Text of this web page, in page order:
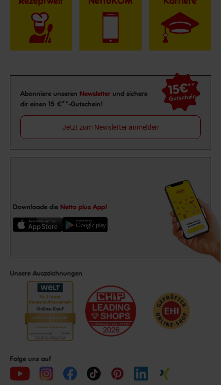
Newsletter Anmeldung
Abonniere unseren Newsletter und sichere
dir einen 15 €**-Gutschein!
15€**
Gutschein
Jetzt zum Newsletter anmelden
Downloade die Netto plus App!
Unsere Auszeichnungen
Folge uns auf